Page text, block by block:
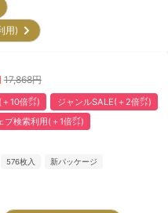
用)
17,868円
10倍㌽)
ジャンルSALE(＋2倍㌽)
ブ検索利用(＋1倍㌽)
576枚入 新パッケージ